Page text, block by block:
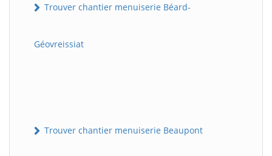
Trouver chantier menuiserie Béard-
Géovreissiat
Trouver chantier menuiserie Beaupont